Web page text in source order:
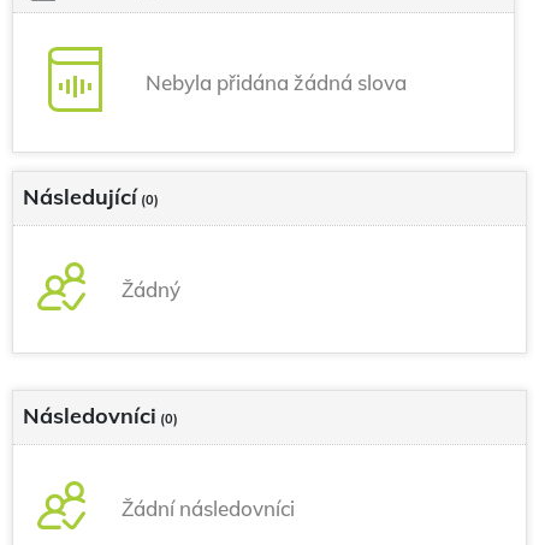
Nebyla přidána žádná slova
Následující (0)
Žádný
Následovníci (0)
Žádní následovníci